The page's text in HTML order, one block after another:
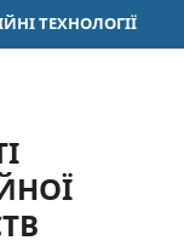
ТЕХНОЛОГІЇ